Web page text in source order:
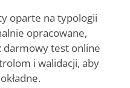
oparte na typologii
opracowane,
darmowy test online
i walidacji, aby